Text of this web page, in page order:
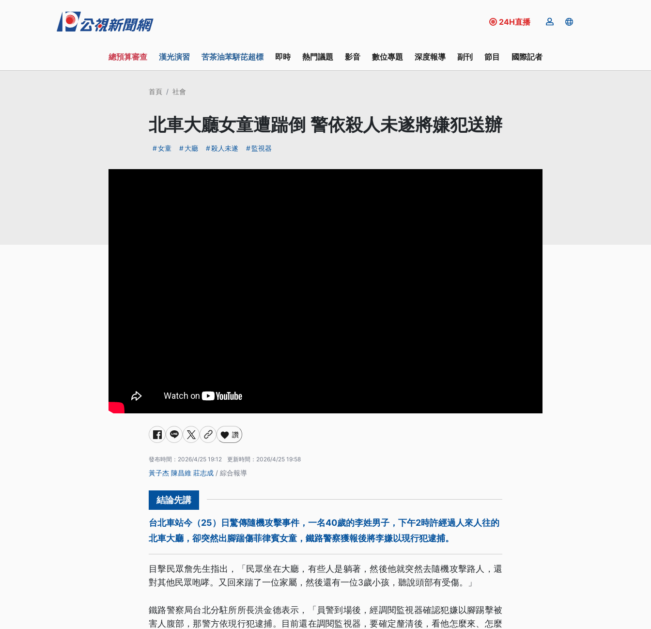
24H直播
總預算審查 漢光演習 苦茶油苯駢芘超標 即時 熱門議題 影音 數位專題 深度報導 副刊 節目 國際記者
首頁 社會
北車大廳女童遭踹倒 警依殺人未遂將嫌犯送辦
女童 大廳 殺人未遂 監視器
讚
發布時間： 2026/4/25 19:12 更新時間： 2026/4/25 19:58
黃子杰 陳昌維 莊志成 / 綜合報導
台北車站今（25）日驚傳隨機攻擊事件，一名40歲的李姓男子，下午2時許經過人來人往的
北車大廳，卻突然出腳踹傷菲律賓女童，鐵路警察獲報後將李嫌以現行犯逮捕。
目擊民眾詹先生指出，「民眾坐在大廳，有些人是躺著，然後他就突然去隨機攻擊路人，還
對其他民眾咆哮。又回來踹了一位家屬，然後還有一位3歲小孩，聽說頭部有受傷。」
鐵路警察局台北分駐所所長洪金德表示，「員警到場後，經調閱監視器確認犯嫌以腳踢擊被
害人腹部，那警方依現行犯逮捕。目前還在調閱監視器，要確定釐清後，看他怎麼來、怎麼